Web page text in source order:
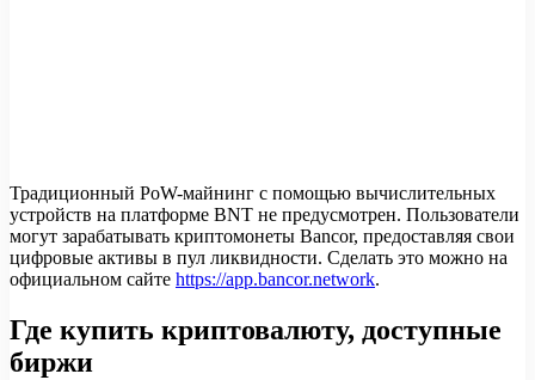
Традиционный PoW-майнинг с помощью вычислительных
устройств на платформе BNT не предусмотрен. Пользователи
могут зарабатывать криптомонеты Bancor, предоставляя свои
цифровые активы в пул ликвидности. Сделать это можно на
официальном сайте https://app.bancor.network.
Где купить криптовалюту, доступные
биржи